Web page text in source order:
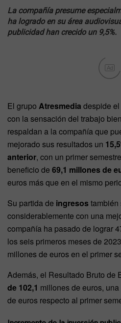
La compañía presume
ha logrado en su área
publicidad han crecido un 9,5%.
Ad
El grupo Atresmedia despide
con la sensación del trabajo
respaldan a la compañía que
mejorado sus resultados un
anterior, con un primer
beneficio de 69,1 millones de
euros más que en el mismo
Su partida de ingresos también
considerablemente con una
compañía ha pasado de lograr
los seis primeros meses de
millones de euros en el primer
Además, el Resultado Bruto de
de 102,1 millones de euros,
de euros respecto al primer